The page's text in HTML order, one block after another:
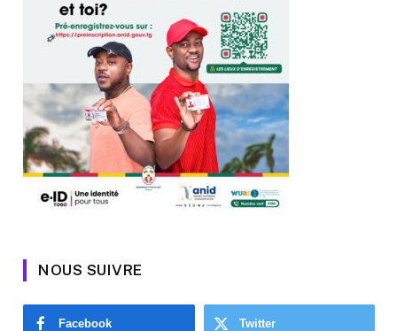
NOUS SUIVRE
Facebook Twitter